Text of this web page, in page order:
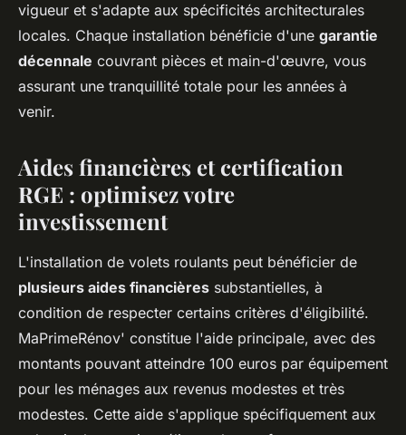
vigueur et s'adapte aux spécificités architecturales
locales. Chaque installation bénéficie d'une garantie
décennale couvrant pièces et main-d'œuvre, vous
assurant une tranquillité totale pour les années à
venir.
Aides financières et certification
RGE : optimisez votre
investissement
L'installation de volets roulants peut bénéficier de
plusieurs aides financières substantielles, à
condition de respecter certains critères d'éligibilité.
MaPrimeRénov' constitue l'aide principale, avec des
montants pouvant atteindre 100 euros par équipement
pour les ménages aux revenus modestes et très
modestes. Cette aide s'applique spécifiquement aux